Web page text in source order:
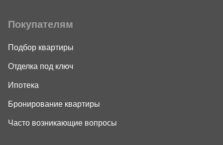
Покупателям
Подбор квартиры
Отделка под ключ
Ипотека
Бронирование квартиры
Часто возникающие вопросы